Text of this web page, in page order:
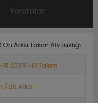
Yorumlar
Ön Arka Takım Atv Lastiği
10 20X10-10 Takım
/ 20 Arka